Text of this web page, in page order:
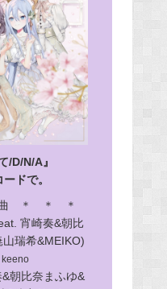
/D/N/A』
ドで。
＊ ＊ ＊
宵崎奏&朝比
瑞希&MEIKO)
keeno
朝比奈まふゆ&